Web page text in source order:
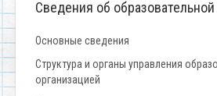
Сведения об образовательной
Основные сведения
Структура и органы управления
организацией